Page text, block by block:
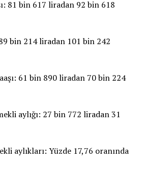
81 bin 617 liradan 92 bin 618
bin 214 liradan 101 bin 242
61 bin 890 liradan 70 bin 224
aylığı: 27 bin 772 liradan 31
aylıkları: Yüzde 17,76 oranında